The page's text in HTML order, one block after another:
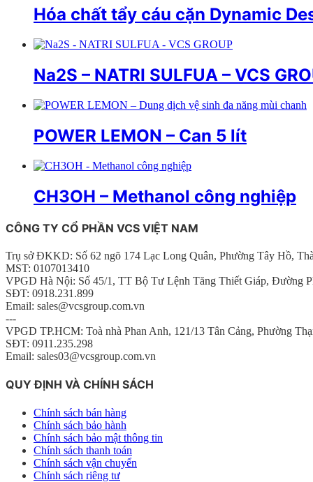
Hóa chất tẩy cáu cặn Dynamic
Na2S – NATRI SULFUA – VCS
POWER LEMON – Can 5 lít
CH3OH – Methanol công nghiệp
CÔNG TY CỔ PHẦN VCS VIỆT NAM
Trụ sở ĐKKD: Số 62 ngõ 174 Lạc Long Quân, Phường Tây Hồ,
MST: 0107013410
VPGD Hà Nội: Số 45/1, TT Bộ Tư Lệnh Tăng Thiết Giáp, Đường
SĐT: 0918.231.899
Email: sales@vcsgroup.com.vn
---
VPGD TP.HCM: Toà nhà Phan Anh, 121/13 Tân Cảng, Phường
SĐT: 0911.235.298
Email: sales03@vcsgroup.com.vn
QUY ĐỊNH VÀ CHÍNH SÁCH
Chính sách bán hàng
Chính sách bảo hành
Chính sách bảo mật thông tin
Chính sách thanh toán
Chính sách vận chuyển
Chính sách riêng tư